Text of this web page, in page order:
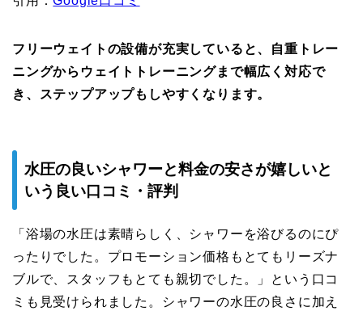
フリーウェイトの設備が充実していると、自重トレー
ニングからウェイトトレーニングまで幅広く対応で
き、ステップアップもしやすくなります。
水圧の良いシャワーと料金の安さが嬉しいと
いう良い口コミ・評判
「浴場の水圧は素晴らしく、シャワーを浴びるのにぴ
ったりでした。プロモーション価格もとてもリーズナ
ブルで、スタッフもとても親切でした。」という口コ
ミも見受けられました。シャワーの水圧の良さに加え